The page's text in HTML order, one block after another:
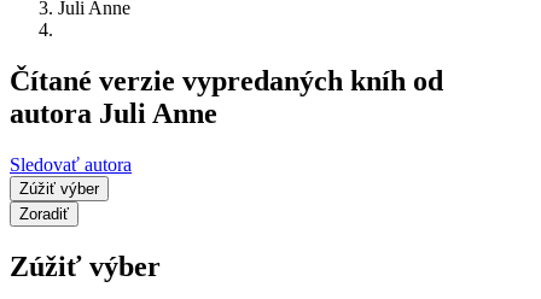
Juli Anne
Čítané verzie vypredaných kníh od
autora Juli Anne
Sledovať autora
Zúžiť výber
Zoradiť
Zúžiť výber